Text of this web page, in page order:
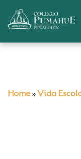
Home » Vida